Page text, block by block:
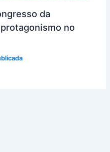
da
no